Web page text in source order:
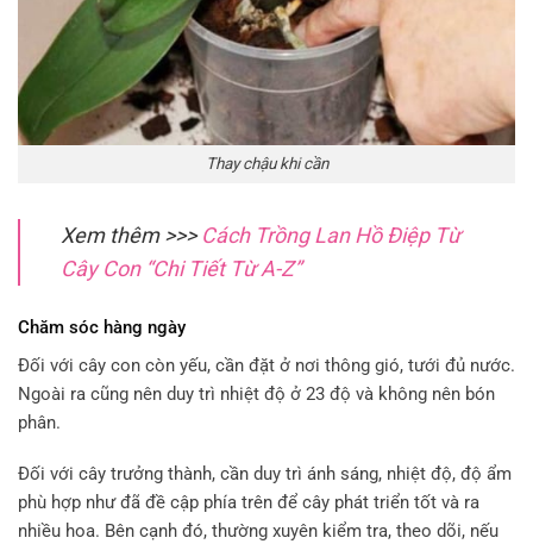
Thay chậu khi cần
Xem thêm >>>Cách Trồng Lan Hồ Điệp Từ
Cây Con “Chi Tiết Từ A-Z”
Chăm sóc hàng ngày
Đối với cây con còn yếu, cần đặt ở nơi thông gió, tưới đủ nước.
Ngoài ra cũng nên duy trì nhiệt độ ở 23 độ và không nên bón
phân.
Đối với cây trưởng thành, cần duy trì ánh sáng, nhiệt độ, độ ẩm
phù hợp như đã đề cập phía trên để cây phát triển tốt và ra
nhiều hoa. Bên cạnh đó, thường xuyên kiểm tra, theo dõi, nếu